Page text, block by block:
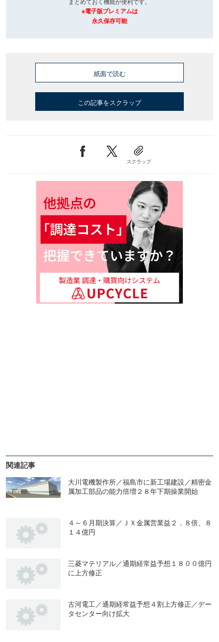
※電子版プレミアムは
永久保存可能
紙面で読む
この記事をスクラップ
スクラップ
関連記事
大川電機製作所／福島市に新工場建設／精密金
属加工部品の能力倍増２８年下期操業開始
４～６月期決算／ＪＸ金属営業益２．８倍、８
１４億円
三菱マテリアル／通期経常益予想１８００億円
に上方修正
古河電工／通期経常益予想４割上方修正／デー
タセンター向け拡大